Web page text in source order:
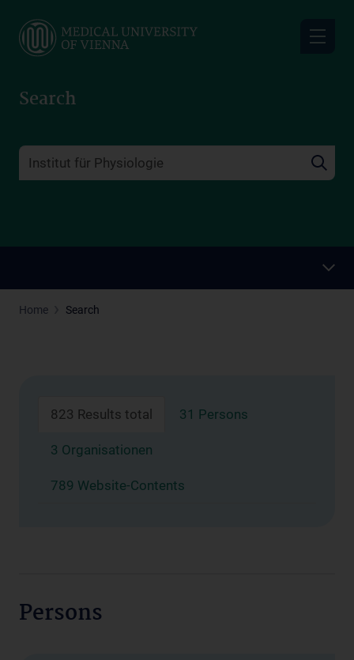
main
Search
Home Search
823 Results total 31 Persons
3 Organisationen
789 Website-Contents
Persons